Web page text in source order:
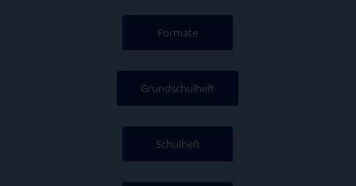
Formate
Grundschulheft
Schulheft